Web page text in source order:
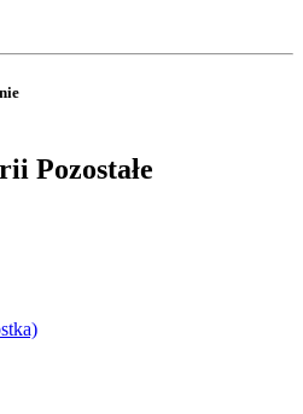
Pozostałe